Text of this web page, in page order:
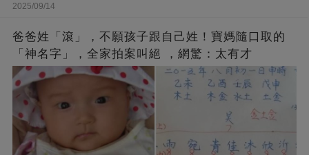
2025/09/14
爸爸姓「滾」，不願孩子跟自己姓！寶媽隨口取的
「神名字」，全家拍案叫絕 ，網驚：太有才